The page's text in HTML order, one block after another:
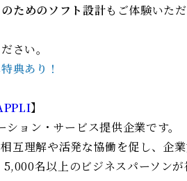
ためのソフト設計もご体験いただ
さい。​
典あり！
】​
ョン・サービス提供企業です。​
理解や活発な協働を促し、企業
名以上のビジネスパーソンが